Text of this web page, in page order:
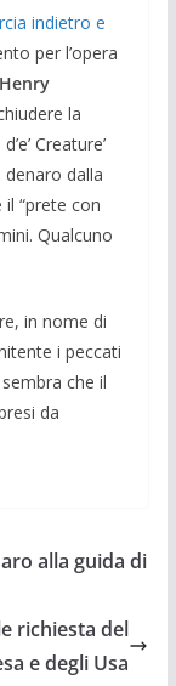
indietro e
per l’opera
la
Creature’
dalla
“prete con
Qualcuno
in nome di
i peccati
che il
da
alla guida di
richiesta del
e degli Usa